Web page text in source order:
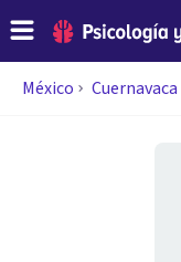
México Cuernavaca